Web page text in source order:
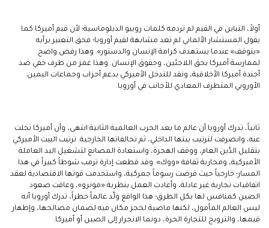
أولاً، التباين في القيم لم تردمه كلمات روبيو الدبلوماسية؛ لأن قيم أميركا كما
يقول المستشار الألماني لم تعد مشابهة لقيم أوروبا؛ فحق التعبير برأيه
«يتوقف» عندما يستهدف كرامة الإنسان والدستور». وهذا رفض واضح
لممارسة أميركا بحق اللاجئين، وحقوق الإنسان. وهذا غمز من طرف خفي ضد
أجندة أميركا الأخلاقية، ونقد للتدخل الأميركي بدعم أحزاب وجماعات اليمين
الأوروبي المتطرف المعادي للأجانب في أوروبا.
ثانياً، تدرك أوروبا أن عالم ما بعد الحرب العالمية الثانية انتهى، وأن أميركا تخلت
عنه، وانصرفت لترتيب بيتها الداخلي، ثم تحالفاتها الخارجية. ترتيب البيت الأميركي
بتقليل الدَّين العام، ووقف الهجرة، واستعادة المصانع لتشغيل اليد العاملة
الأميركية، ومحاربة ثقافة «ووك». وقد قطعت إدارة ترمب شوطاً كبيراً في هذا
المسار؛ خارجياً حيث فرضت رسوماً جمركية، واستخدمت قوتها الاقتصادية لعقد
اتفاقيات تجارية غير عادلة، وأعادت العمل بنظرية «مونرو»، وعاقت صعود
الصين كمنافس لها بكل الطرق؛ هذا الواقع ولَّد عالماً خطراً، تدرك أوروبا أنه
ليس العالم المأمول، لكنها ماضية لحجز مكان فيه لضمان مصالحها، وإظهار
قيمها، والترويج للتجارة الحرة، دونما الانجرار إلى الصين أو أميركا.